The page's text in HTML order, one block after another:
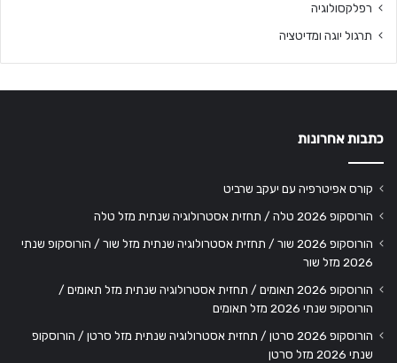
רפלקסולוגיה
תרגול יוגה ומדיטציה
כתבות אחרונות
קורס אפיטרפיה עם יעקב שרביט
הורוסקופ 2026 טלה / תחזית אסטרולוגיה שנתית מזל טלה
הורוסקופ 2026 שור / תחזית אסטרולוגיה שנתית מזל שור / הורוסקופ שנתי
2026 מזל שור
הורוסקופ 2026 תאומים / תחזית אסטרולוגיה שנתית מזל תאומים /
הורוסקופ שנתי 2026 מזל תאומים
הורוסקופ 2026 סרטן / תחזית אסטרולוגיה שנתית מזל סרטן / הורוסקופ
שנתי 2026 מזל סרטן